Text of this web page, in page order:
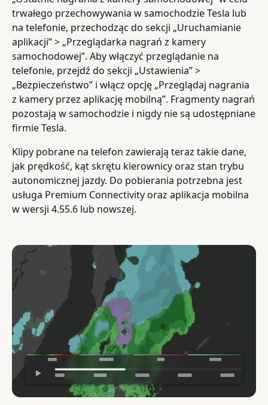
trwałego przechowywania w samochodzie Tesla lub
na telefonie, przechodząc do sekcji „Uruchamianie
aplikacji” > „Przeglądarka nagrań z kamery
samochodowej”. Aby włączyć przeglądanie na
telefonie, przejdź do sekcji „Ustawienia” >
„Bezpieczeństwo” i włącz opcję „Przeglądaj nagrania
z kamery przez aplikację mobilną”. Fragmenty nagrań
pozostają w samochodzie i nigdy nie są udostępniane
firmie Tesla.
Klipy pobrane na telefon zawierają teraz takie dane,
jak prędkość, kąt skrętu kierownicy oraz stan trybu
autonomicznej jazdy. Do pobierania potrzebna jest
usługa Premium Connectivity oraz aplikacja mobilna
w wersji 4.55.6 lub nowszej.